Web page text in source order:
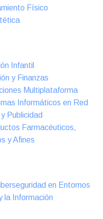
Físico
Infantil
y Finanzas
Multiplataforma
Informáticos en Red
Publicidad
Farmacéuticos,
y Afines
en Entornos
la Información